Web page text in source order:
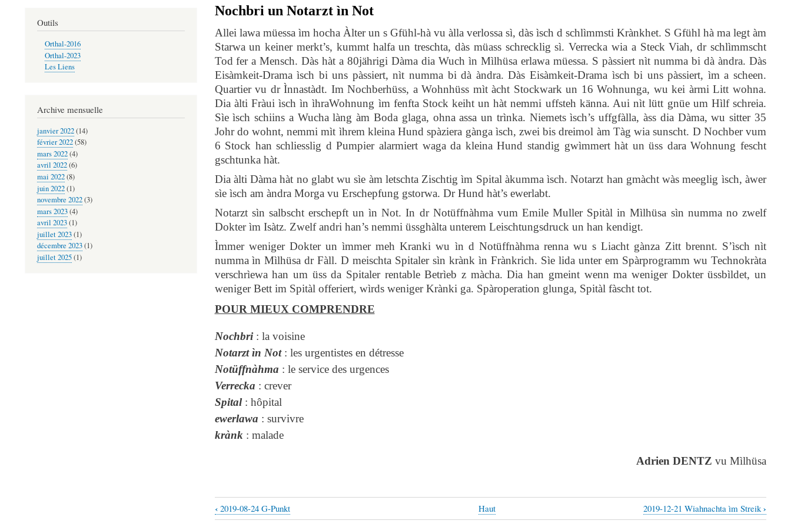
Nochbri un Notarzt ìn Not
Allei lawa müessa ìm hocha Àlter un s Gfühl-hà vu àlla verlossa sì, dàs ìsch d schlìmmsti Krànkhet. S Gfühl hà ma legt àm
Starwa un keiner merkt’s, kummt halfa un treschta, dàs müass schrecklig sì. Verrecka wia a Steck Viah, dr schlìmmscht
Tod fer a Mensch. Dàs hàt a 80jährigi Dàma dia Wuch ìn Mìlhüsa erlawa müessa. S pàssiert nìt numma bi dà àndra. Dàs
Eisàmkeit-Drama ìsch bi uns pàssiert, nìt numma bi dà àndra. Dàs Eisàmkeit-Drama ìsch bi uns pàssiert, ìm a scheen.
Quartier vu dr Ìnnastàdt. Im Nochberhüss, a Wohnhüss mìt àcht Stockwark un 16 Wohnunga, wu kei àrmi Litt wohna.
Dia àlti Fràui ìsch ìn ìhraWohnung ìm fenfta Stock keiht un hàt nemmi uffsteh känna. Aui nìt lütt gnüe um Hìlf schreia.
Sìe ìsch schiins a Wucha làng àm Boda glaga, ohna assa un trìnka. Niemets ìsch’s uffgfàlla, àss dia Dàma, wu sitter 35
Johr do wohnt, nemmi mìt ìhrem kleina Hund spàziera gànga ìsch, zwei bis dreimol àm Tàg wia sunscht. D Nochber vum
6 Stock han schliesslig d Pumpier alarmiert waga da kleina Hund standig gwìmmert hàt un üss dara Wohnung fescht
gschtunka hàt.
Dia àlti Dàma hàt no glabt wu sìe àm letschta Zischtig ìm Spital àkumma ìsch. Notarzt han gmàcht wàs meeglig ìsch, àwer
sìe ìsch am àndra Morga vu Erschepfung gstorwa. Dr Hund hàt’s ewerlabt.
Notarzt sìn salbscht erschepft un ìn Not. In dr Notüffnàhma vum Emile Muller Spitàl in Mìlhüsa sìn numma no zwelf
Dokter ìm Isàtz. Zwelf andri han’s nemmi üssghàlta unterem Leischtungsdruck un han kendigt.
Ìmmer weniger Dokter un ìmmer meh Kranki wu ìn d Notüffnàhma renna wu s Liacht gànza Zitt brennt. S’ìsch nìt
numma ìn Mìlhüsa dr Fàll. D meischta Spitaler sìn krànk ìn Frànkrich. Sìe lida unter em Spàrprogramm wu Technokràta
verschrìewa han um üss da Spitaler rentable Betrìeb z màcha. Dia han gmeint wenn ma weniger Dokter üssbìldet, un
weniger Bett im Spitàl offeriert, wìrds weniger Krànki ga. Spàroperation glunga, Spitàl fàscht tot.
POUR MIEUX COMPRENDRE
Nochbri: la voisine
Notarzt ìn Not: les urgentistes en détresse
Notüffnàhma : le service des urgences
Verrecka : crever
Spital: hôpital
ewerlawa : survivre
krànk: malade
Adrien DENTZ vu Mìlhüsa
Liens
‹2019-08-24 G-Punkt Haut 2019-12-21 Wiahnachta ìm Streik›
Outils
Orthal-2016
Orthal-2023
Les Liens
Archive mensuelle
janvier 2022(14)
février 2022(58)
mars 2022(4)
avril 2022(6)
mai 2022(8)
juin 2022(1)
novembre 2022(3)
mars 2023(4)
avril 2023(1)
juillet 2023(1)
décembre 2023(1)
juillet 2025(1)